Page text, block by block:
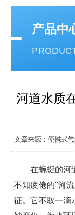
产品中
河道水质
文章来源： 便携式
在蜿蜒的河
不知疲倦的"河
征。它不取一滴